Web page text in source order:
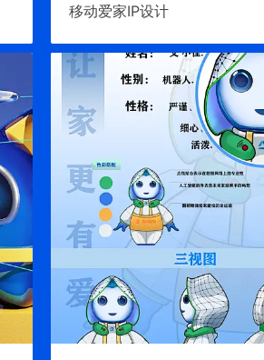
移动爱家IP设计